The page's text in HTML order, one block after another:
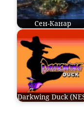
Сен-Канар
Darkwing Duck